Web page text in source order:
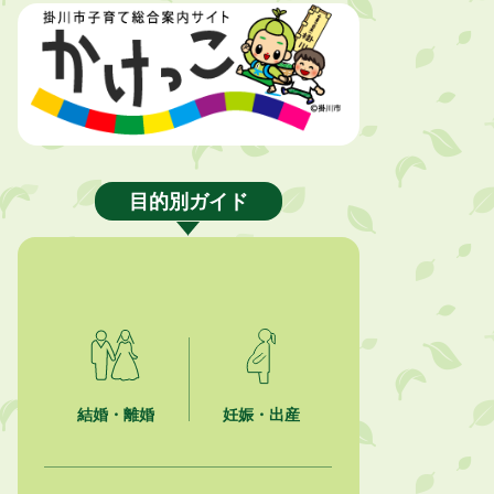
2026年8月4日
【日本DX大賞2026】ポスターセッ
ション最優秀賞を受賞しました！
2026年8月4日
市民の勇気ある応急手当に感謝状を
2026年8月4日
夏季休暇期間 開業医等診療予定
2026年8月3日
企業版ふるさと納税（地方創生応援
税制）のお願い
目的別ガイド
結婚・離婚 妊娠・出産